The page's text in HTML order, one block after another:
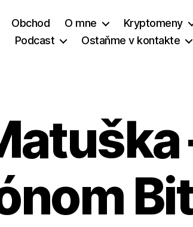
Obchod O mne Kryptomeny
Podcast
Ostaňme v kontakte